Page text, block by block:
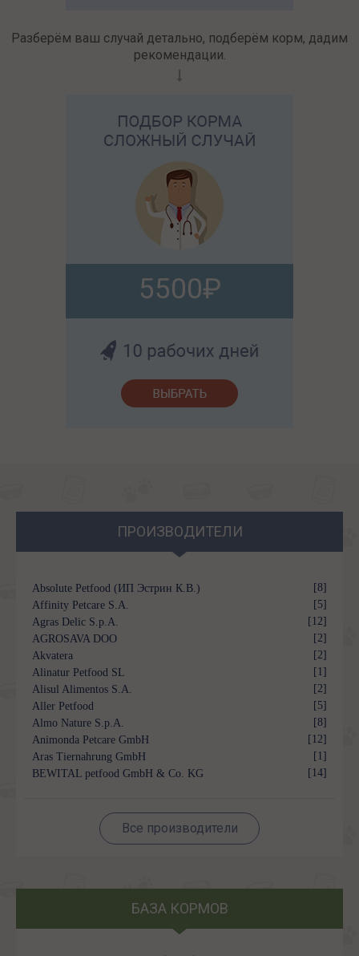
Разберём ваш случай детально, подберём корм, дадим
рекомендации.
5500
ПРОИЗВОДИТЕЛИ
Absolute Petfood (ИП Эстрин К.В.)
[8]
Affinity Petcare S.A.
[5]
Agras Delic S.p.A.
[12]
AGROSAVA DOO
[2]
Akvatera
[2]
Alinatur Petfood SL
[1]
Alisul Alimentos S.A.
[2]
Aller Petfood
[5]
Almo Nature S.p.A.
[8]
Animonda Petcare GmbH
[12]
Aras Tiernahrung GmbH
[1]
BEWITAL petfood GmbH & Co. KG
[14]
Все производители
БАЗА КОРМОВ